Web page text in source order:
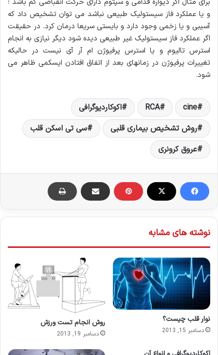
و یا عملکرد فاز سیستولیک طبیعی نباشد می توان تشخیص داد که
آسیبی و یا زخمی وجود دارد و بایستی سریعا درمان کرد. در حقیقت
اگر عملکرد فاز سیستولیک غیر طبیعی دیده شود دیگر نیازی به انجام
استرس تالیوم و یا استرس پرفیوژن ام آر آی نیست در حالیکه
تغییرات پرفیوژن در زمانهای بعد از اتفاق افتادن ایسکمی ظاهر می
شود.
cine
RCA
اکوکاردیوگرافی
روش تشخیص بیماری قلبی
سی تی اسکن قلب
عروق کرونری
نوشته های مشابه
نوار قلب چیست؟
دسامبر 15, 2013
روش انجام تست ورزش
دسامبر 19, 2013